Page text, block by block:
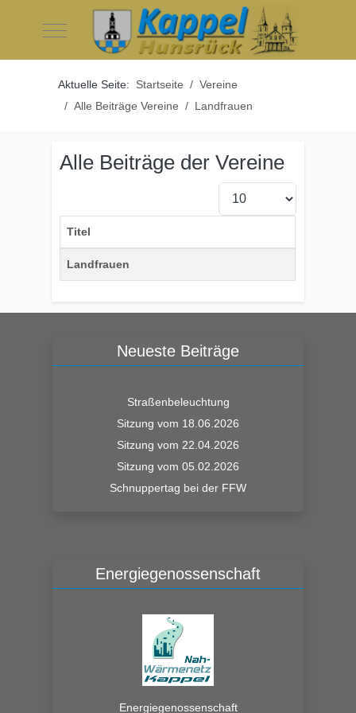
Mobile Menu Toggle
Aktuelle Seite: Startseite
Vereine
Alle Beiträge Vereine
Landfrauen
Alle Beiträge der Vereine
Anzeige #
Titel
Landfrauen
Neueste Beiträge
Straßenbeleuchtung
Sitzung vom 18.06.2026
Sitzung vom 22.04.2026
Sitzung vom 05.02.2026
Schnuppertag bei der FFW
Energiegenossenschaft
Energiegenossenschaft